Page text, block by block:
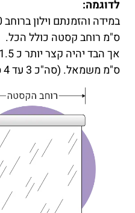
לדוגמה:
ס"מ רוחב קסטה כולל הכל.
ס"מ משמאל. (סה"כ 3 עד 4 ס"מ פחות).